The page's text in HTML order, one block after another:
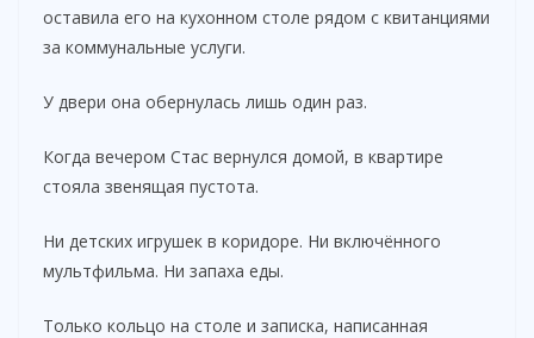
оставила его на кухонном столе рядом с квитанциями
за коммунальные услуги.
У двери она обернулась лишь один раз.
Когда вечером Стас вернулся домой, в квартире
стояла звенящая пустота.
Ни детских игрушек в коридоре. Ни включённого
мультфильма. Ни запаха еды.
Только кольцо на столе и записка, написанная